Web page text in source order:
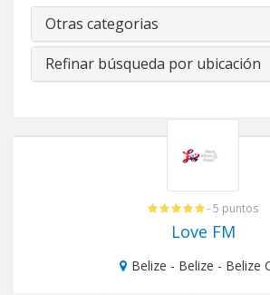
Otras categorias
Refinar búsqueda por ubicación
- 5 puntos
Love FM
Belize - Belize - Belize